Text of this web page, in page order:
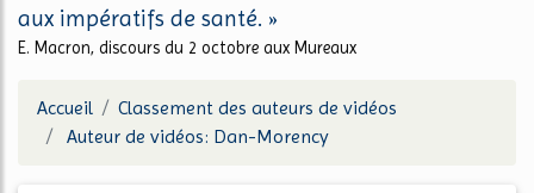
aux impératifs de santé. »
E. Macron, discours du 2 octobre aux Mureaux
Accueil
Classement des auteurs de vidéos
Auteur de vidéos: Dan-Morency